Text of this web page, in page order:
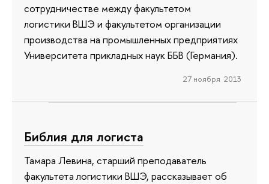
сотрудничестве между факультетом
логистики ВШЭ и факультетом организации
производства на промышленных предприятиях
Университета прикладных наук ББВ (Германия).
27 ноября 2013
Библия для логиста
Тамара Левина, старший преподаватель
факультета логистики ВШЭ, рассказывает об